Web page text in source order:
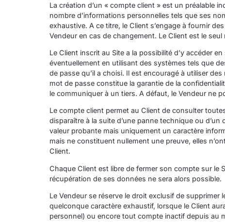
La création d’un « compte client » est un préalable
nombre d’informations personnelles tels que ses
exhaustive. A ce titre, le Client s’engage à fournir
Vendeur en cas de changement. Le Client est le
Le Client inscrit au Site a la possibilité d’y accéder
éventuellement en utilisant des systèmes tels que
de passe qu’il a choisi. Il est encouragé à utiliser
mot de passe constitue la garantie de la
le communiquer à un tiers. A défaut, le Vendeur ne
Le compte client permet au Client de consulter
disparaître à la suite d’une panne technique ou
valeur probante mais uniquement un caractère
mais ne constituent nullement une preuve, elles
Client.
Chaque Client est libre de fermer son compte sur le
récupération de ses données ne sera alors possible.
Le Vendeur se réserve le droit exclusif de
quelconque caractère exhaustif, lorsque le Client
personnel) ou encore tout compte inactif depuis au